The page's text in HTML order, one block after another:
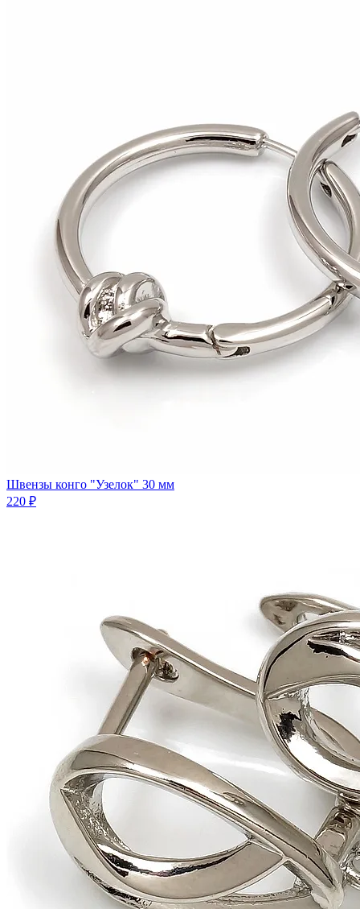
Швензы конго "Узелок" 30 мм
220 ₽